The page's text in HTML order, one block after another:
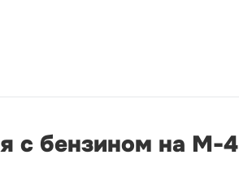
с бензином на М-4